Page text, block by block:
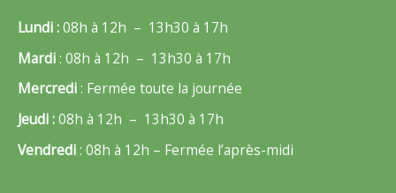
Lundi :08h à 12h – 13h30 à 17h
Mardi: 08h à 12h – 13h30 à 17h
Mercredi: Fermée toute la journée
Jeudi :08h à 12h – 13h30 à 17h
Vendredi: 08h à 12h – Fermée l’après-midi